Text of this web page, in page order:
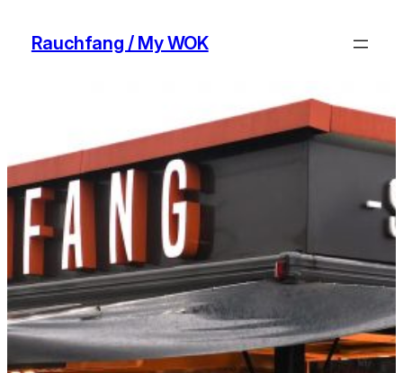
Inhalt
springen
Rauchfang / My WOK